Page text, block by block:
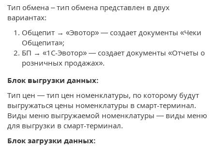
Тип обмена – тип обмена представлен в двух
вариантах:
Общепит → «Эвотор» — создает документы «Чеки
Общепита»;
БП → «1С-Эвотор» — создает документы «Отчеты о
розничных продажах».
Блок выгрузки данных:
Тип цен — тип цен номенклатуры, по которому будут
выгружаться цены номенклатуры в смарт-терминал.
Виды меню выгружаемой номенклатуры — виды меню
для выгрузки в смарт-терминал.
Блок загрузки данных: